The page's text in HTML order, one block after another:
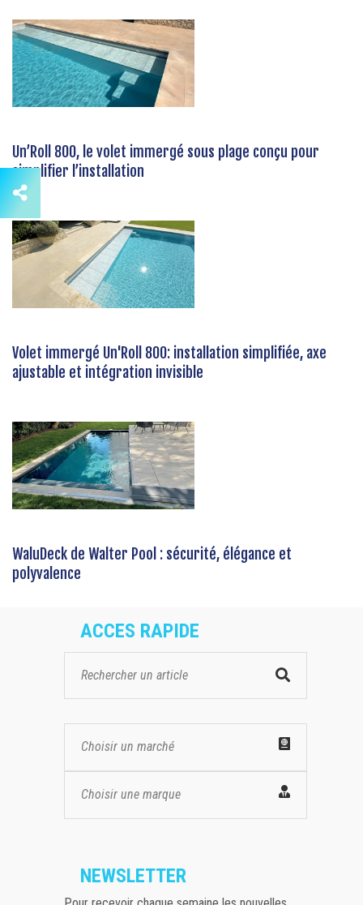
Un’Roll 800, le volet immergé sous plage conçu pour
simplifier l’installation
Volet immergé Un'Roll 800: installation simplifiée, axe
ajustable et intégration invisible
WaluDeck de Walter Pool : sécurité, élégance et
polyvalence
ACCES RAPIDE
Choisir un marché
Choisir une marque
NEWSLETTER